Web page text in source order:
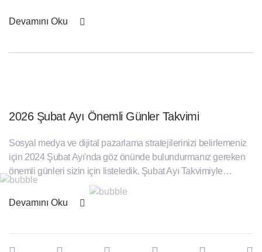
Mart) Dünya İltifat Günü 3 Mart Dünya Yaban Hayatı Günü
Devamını Oku
2026 Şubat Ayı Önemli Günler Takvimi
Sosyal medya ve dijital pazarlama stratejilerinizi belirlemeniz
için 2024 Şubat Ayı'nda göz önünde bulundurmanız gereken
önemli günleri sizin için listeledik. Şubat Ayı Takvimiyle
Planlarınızı Şekillendirin! Şubat ayının etkileyici günleriyle
birlikte aylık planlarınızı düzenleyerek iş stratejilerinizi
Devamını Oku